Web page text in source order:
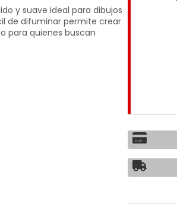
y suave ideal para dibujos
de difuminar permite crear
para quienes buscan